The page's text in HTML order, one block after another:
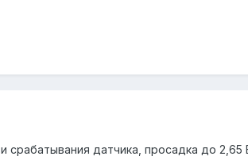
датчика, просадка до 2,65